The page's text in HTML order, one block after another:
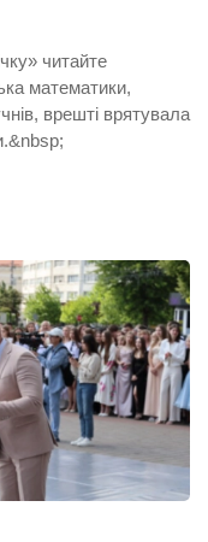
читайте
математики,
врешті врятувала